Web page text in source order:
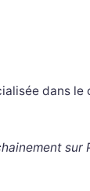
dans le
sur